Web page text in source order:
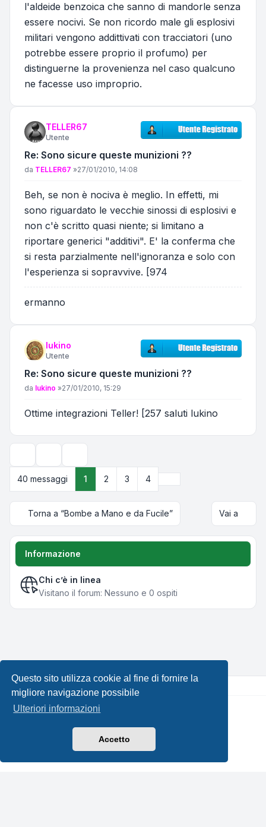
Questo sito utilizza cookie al fine di fornire la
migliore navigazione possibile
Ulteriori informazioni
Accetto
l'aldeide benzoica che sanno di mandorle senza
essere nocivi. Se non ricordo male gli esplosivi
militari vengono addittivati con tracciatori (uno
potrebbe essere proprio il profumo) per
distinguerne la provenienza nel caso qualcuno
ne facesse uso improprio.
TELLER67
Utente
Re: Sono sicure queste munizioni ??
Messaggio
da TELLER67 »27/01/2010, 14:08
Beh, se non è nociva è meglio. In effetti, mi
sono riguardato le vecchie sinossi di esplosivi e
non c'è scritto quasi niente; si limitano a
riportare generici "additivi". E' la conferma che
si resta parzialmente nell'ignoranza e solo con
l'esperienza si sopravvive. [974
ermanno
lukino
Utente
Re: Sono sicure queste munizioni ??
Messaggio
da lukino »27/01/2010, 15:29
Ottime integrazioni Teller! [257 saluti lukino
40 messaggi
1 2 3 4
Torna a “Bombe a Mano e da Fucile” Vai a
Informazione
Chi c’è in linea
Visitano il forum: Nessuno e 0 ospiti
Creato daphpBB® Forum Software © phpBB Limited •
Leenoz.com
phpBB-Italia.it
Condizioni|Tutti gli orari sono